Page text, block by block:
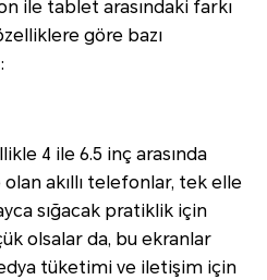
ile tablet arasındaki farkı
göre bazı
4 ile 6.5 inç arasında
akıllı telefonlar, tek elle
sığacak pratiklik için
olsalar da, bu ekranlar
tüketimi ve iletişim için